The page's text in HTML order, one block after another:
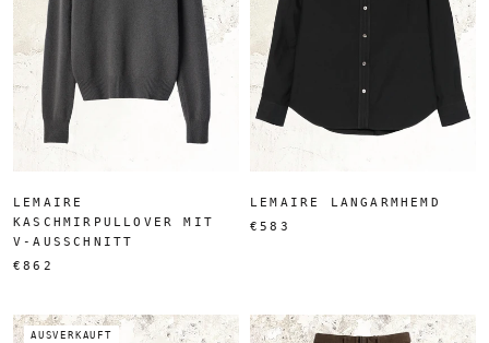
LEMAIRE
KASCHMIRPULLOVER MIT
V-AUSSCHNITT
€862
LEMAIRE LANGARMHEMD
€583
AUSVERKAUFT